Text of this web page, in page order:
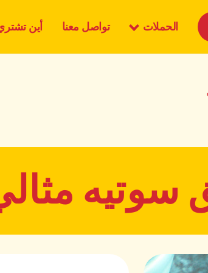
الحملات تواصل معنا أين
سوتيه